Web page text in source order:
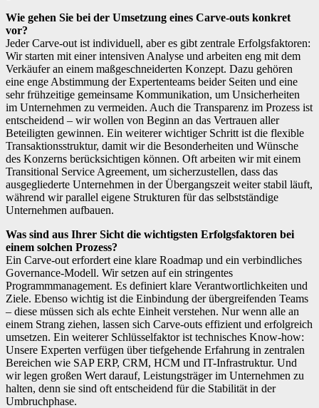
Wie gehen Sie bei der Umsetzung eines Carve-outs konkret
vor?
Jeder Carve-out ist individuell, aber es gibt zentrale Erfolgsfaktoren:
Wir starten mit einer intensiven Analyse und arbeiten eng mit dem
Verkäufer an einem maßgeschneiderten Konzept. Dazu gehören
eine enge Abstimmung der Expertenteams beider Seiten und eine
sehr frühzeitige gemeinsame Kommunikation, um Unsicherheiten
im Unternehmen zu vermeiden. Auch die Transparenz im Prozess ist
entscheidend – wir wollen von Beginn an das Vertrauen aller
Beteiligten gewinnen. Ein weiterer wichtiger Schritt ist die flexible
Transaktionsstruktur, damit wir die Besonderheiten und Wünsche
des Konzerns berücksichtigen können. Oft arbeiten wir mit einem
Transitional Service Agreement, um sicherzustellen, dass das
ausgegliederte Unternehmen in der Übergangszeit weiter stabil läuft,
während wir parallel eigene Strukturen für das selbstständige
Unternehmen aufbauen.
Was sind aus Ihrer Sicht die wichtigsten Erfolgsfaktoren bei
einem solchen Prozess?
Ein Carve-out erfordert eine klare Roadmap und ein verbindliches
Governance-Modell. Wir setzen auf ein stringentes
Programmmanagement. Es definiert klare Verantwortlichkeiten und
Ziele. Ebenso wichtig ist die Einbindung der übergreifenden Teams
– diese müssen sich als echte Einheit verstehen. Nur wenn alle an
einem Strang ziehen, lassen sich Carve-outs effizient und erfolgreich
umsetzen. Ein weiterer Schlüsselfaktor ist technisches Know-how:
Unsere Experten verfügen über tiefgehende Erfahrung in zentralen
Bereichen wie SAP ERP, CRM, HCM und IT-Infrastruktur. Und
wir legen großen Wert darauf, Leistungsträger im Unternehmen zu
halten, denn sie sind oft entscheidend für die Stabilität in der
Umbruchphase.